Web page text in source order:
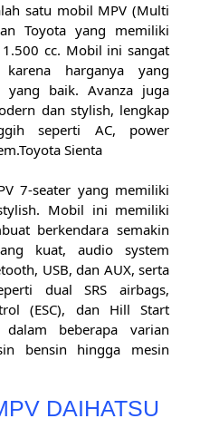
satu mobil MPV (Multi
Toyota yang memiliki
cc. Mobil ini sangat
harganya yang
yang baik. Avanza juga
dan stylish, lengkap
seperti AC, power
Sienta
7-seater yang memiliki
Mobil ini memiliki
berkendara semakin
kuat, audio system
USB, dan AUX, serta
dual SRS airbags,
(ESC), dan Hill Start
beberapa varian
bensin hingga mesin
DAIHATSU